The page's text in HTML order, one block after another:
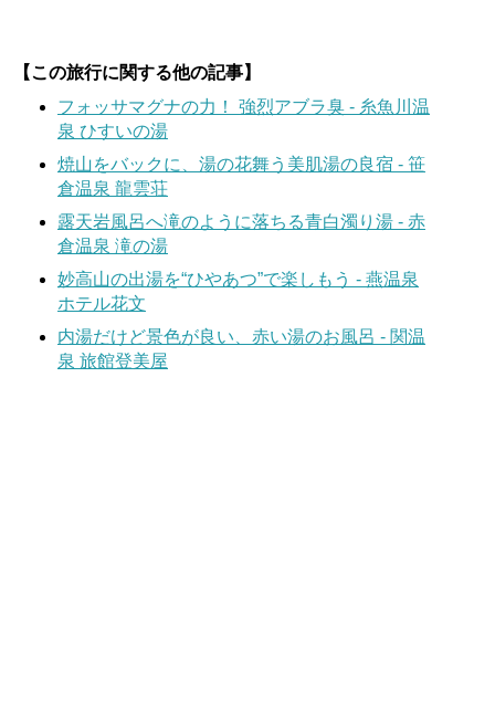
【この旅行に関する他の記事】
フォッサマグナの力！ 強烈アブラ臭 - 糸魚川温
泉 ひすいの湯
焼山をバックに、湯の花舞う美肌湯の良宿 - 笹
倉温泉 龍雲荘
露天岩風呂へ滝のように落ちる青白濁り湯 - 赤
倉温泉 滝の湯
妙高山の出湯を“ひやあつ”で楽しもう - 燕温泉
ホテル花文
内湯だけど景色が良い、赤い湯のお風呂 - 関温
泉 旅館登美屋